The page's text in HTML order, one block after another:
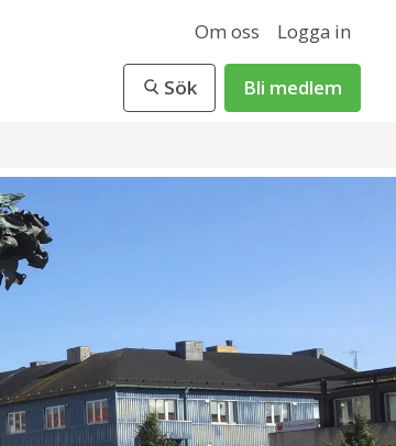
Om oss Logga in
Sök Bli medlem